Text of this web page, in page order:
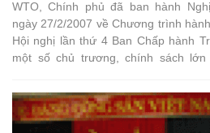
WTO, Chính phủ đã ban hành
ngày 27/2/2007 về Chương trình
Hội nghị lần thứ 4 Ban Chấp hành
một số chủ trương, chính sách